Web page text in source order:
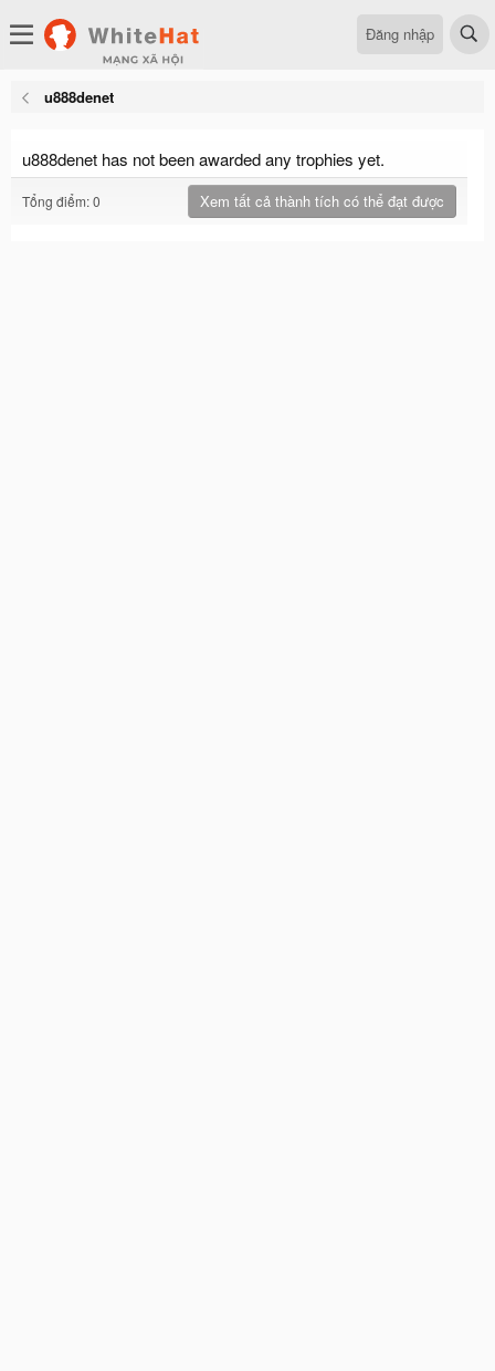
Đăng nhập
u888denet
u888denet has not been awarded any trophies yet.
Tổng điểm: 0 Xem tất cả thành tích có thể đạt được